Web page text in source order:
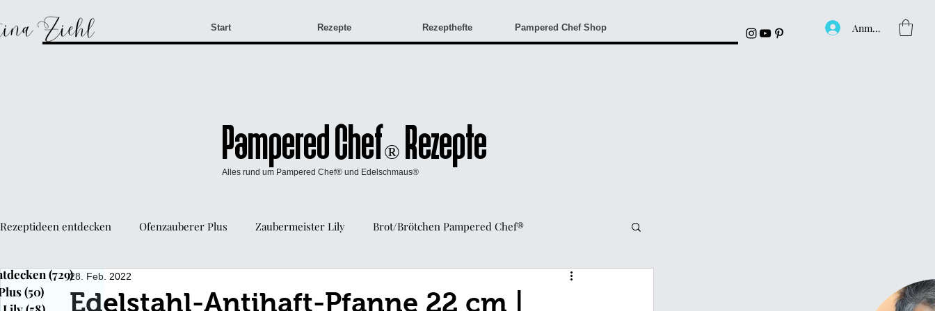
Start Rezepte Rezepthefte Pampered Chef Shop Anmelden
Rezeptideen entdecken Ofenzauberer Plus Zaubermeister Lily Brot/Brötchen Pampered Chef®
WürzFreunde Pampered Chef®
Edelstahl-Antihaft-Pfanne 22 cm |
28. Feb. 2022
Alles rund um Pampered Chef® und Edelschmaus®
Pampered Chef® Rezepte
(729)729 Beiträge
(50) 50 Beiträge